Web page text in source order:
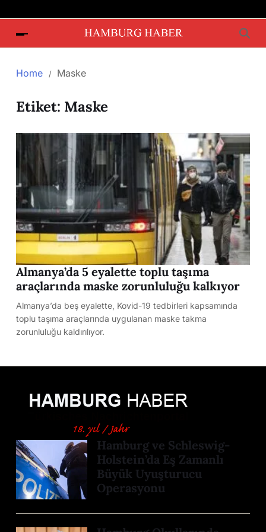
Home Maske
Etiket: Maske
Almanya’da 5 eyalette toplu taşıma
araçlarında maske zorunluluğu kalkıyor
Almanya’da beş eyalette, Kovid-19 tedbirleri kapsamında
toplu taşıma araçlarında uygulanan maske takma
zorunluluğu kaldırılıyor.
Hamburg ve Schleswig-
Holstein’da Eş Zamanlı
Büyük Uyuşturucu
Operasyonu